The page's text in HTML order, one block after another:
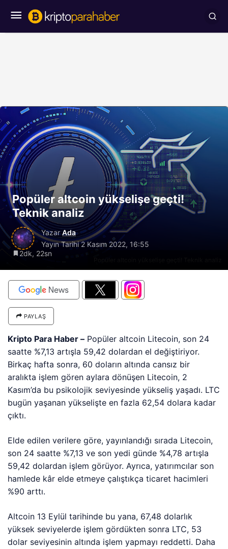
Popüler altcoin yükselişe geçti!
Teknik analiz
YazarAda
Yayın Tarihi2 Kasım 2022, 16:55
2dk, 22sn
PAYLAŞ
Kripto Para Haber – Popüler altcoin Litecoin, son 24
saatte %7,13 artışla 59,42 dolardan el değiştiriyor.
Birkaç hafta sonra, 60 doların altında cansız bir
aralıkta işlem gören aylara dönüşen Litecoin, 2
Kasım’da bu psikolojik seviyesinde yükseliş yaşadı. LTC
bugün yaşanan yükselişte en fazla 62,54 dolara kadar
çıktı.
Elde edilen verilere göre, yayınlandığı sırada Litecoin,
son 24 saatte %7,13 ve son yedi günde %4,78 artışla
59,42 dolardan işlem görüyor. Ayrıca, yatırımcılar son
hamlede kâr elde etmeye çalıştıkça ticaret hacimleri
%90 arttı.
Altcoin 13 Eylül tarihinde bu yana, 67,48 dolarlık
yüksek seviyelerde işlem gördükten sonra LTC, 53
dolar seviyesinin altında işlem yapmayı reddetti. Daha